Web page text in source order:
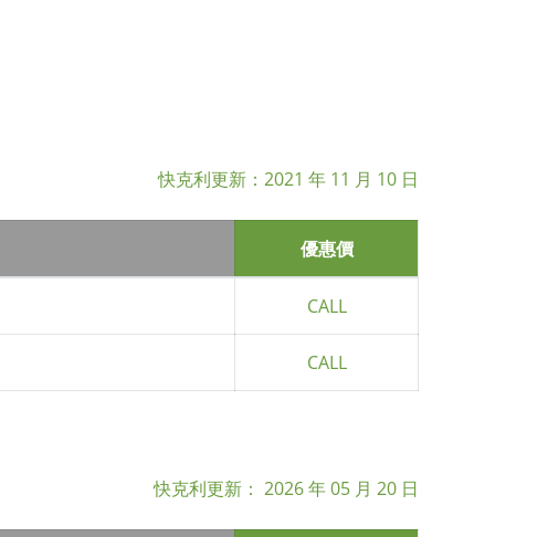
快克利更新： 2021 年 11 月 10 日
優惠價
CALL
CALL
快克利更新： 2026 年 05 月 20 日